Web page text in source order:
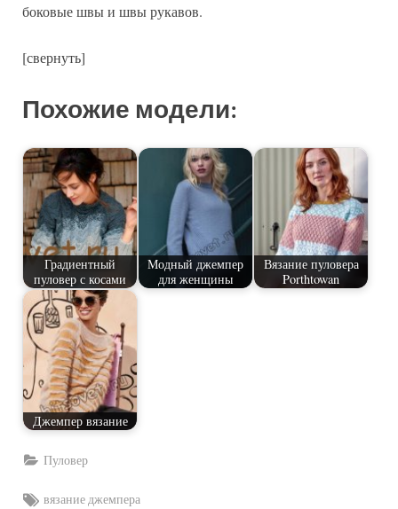
боковые швы и швы рукавов.
[свернуть]
Похожие модели:
Градиентный
пуловер с косами
Модный джемпер
для женщины
Вязание пуловера
Porthtowan
Джемпер вязание
Пуловер
Tags:
вязание джемпера